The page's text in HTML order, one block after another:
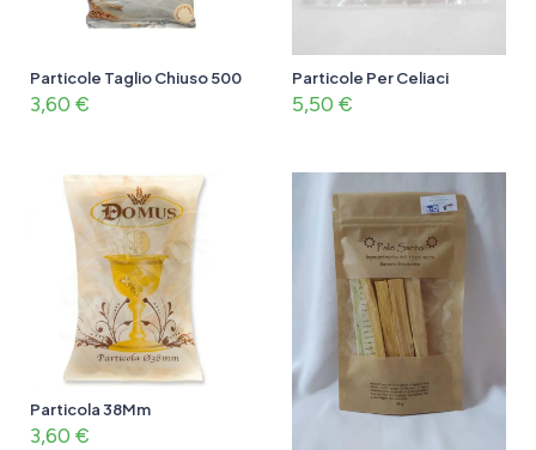
Particole Taglio Chiuso 500
3,60 €
Particole Per Celiaci
5,50 €
Particola 38Mm
3,60 €